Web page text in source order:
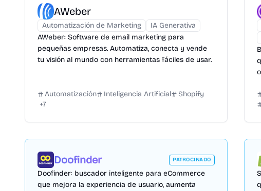
AWeber
Automatización de Marketing
IA Generativa
AWeber: Software de email marketing para
pequeñas empresas. Automatiza, conecta y vende
tu visión al mundo con herramientas fáciles de usar.
Automatización Inteligencia Artificial
Shopify
+7
Doofinder PATROCINADO
Doofinder: buscador inteligente para eCommerce
que mejora la experiencia de usuario, aumenta